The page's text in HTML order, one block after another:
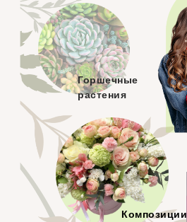
Горшечные
растения
Композиции